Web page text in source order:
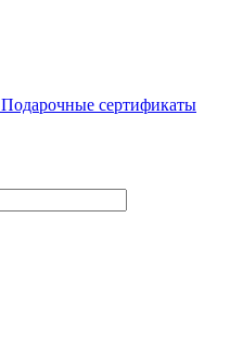
Подарочные сертификаты